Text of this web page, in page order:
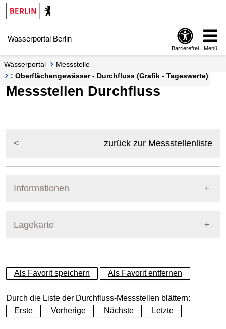
Springe zur Navigation
Springe zum Inhalt
Wasserportal Berlin
Barrierefrei Menü
Wasserportal
Messstelle
: Oberflächengewässer - Durchfluss (Grafik - Tageswerte)
Messstellen Durchfluss
zurück zur Messstellenliste
Informationen
Lagekarte
+
−
Als Favorit speichern Als Favorit entfernen
Durch die Liste der Durchfluss-Messstellen blättern:
Erste
Vorherige Nächste Letzte